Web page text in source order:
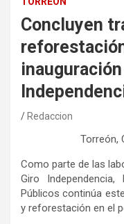
Concluyen
Redaccion
Torreón,
Como parte de las
Giro
Públicoscontinúa
y reforestación en el